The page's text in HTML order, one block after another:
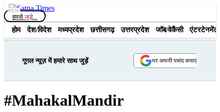
Skip
to
content
हमसे जुड़े...
होम देश/विदेश मध्यप्रदेश छत्तीसगढ़ उत्तरप्रदेश जॉब/वेकैंसी एंटरटेनमेंट
गूगल न्यूज़ में हमारे साथ जुड़ें
#MahakalMandir